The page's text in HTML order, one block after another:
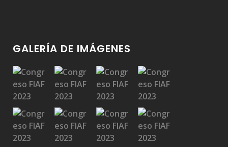
GALERÍA DE IMÁGENES